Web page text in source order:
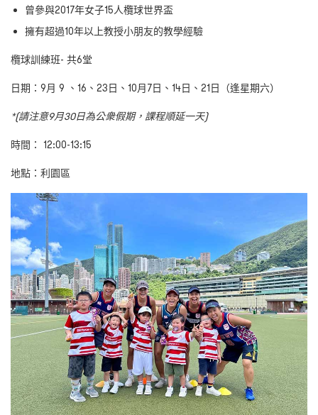
曾參與2017年女子15人欖球世界盃
擁有超過10年以上教授小朋友的教學經驗
欖球訓練班- 共6堂
日期：9月 9 、16、23日、10月7日、14日、21日（逢星期六）
*(請注意9月30日為公衆假期，課程順延一天)
時間： 12:00-13:15
地點：利園區